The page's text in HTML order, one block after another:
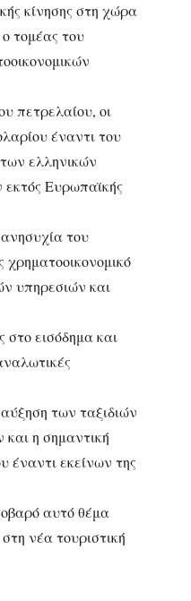
κίνησης στη χώρα
τομέας του
πετρελαίου, οι
έναντι του
ελληνικών
εκτός Ευρωπαϊκής
του
υπηρεσιών και
στο εισόδημα και
των ταξιδιών
η σημαντική
έναντι εκείνων της
αυτό θέμα
νέα τουριστική